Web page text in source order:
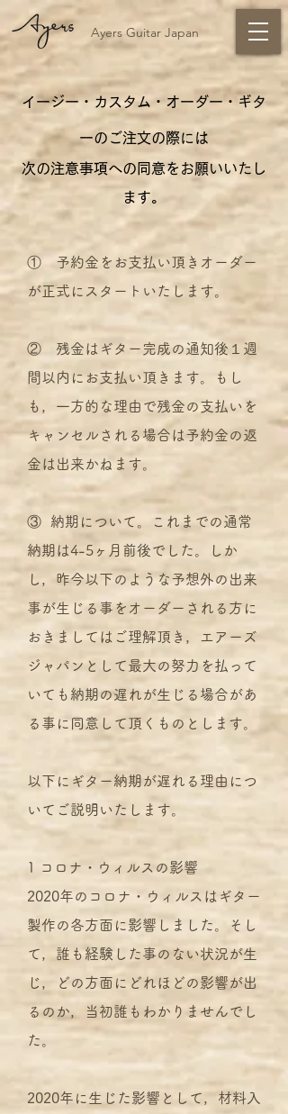
Ayers Guitar Japan
イージー・カスタム・オーダー・ギタ
ーのご注文の際には
次の注意事項への同意をお願いいたし
ます。
① 予約金をお支払い頂きオーダー
が正式にスタートいたします。
② 残金はギター完成の通知後１週
間以内にお支払い頂きます。もし
も，一方的な理由で残金の支払いを
キャンセルされる場合は予約金の返
金は出来かねます。
③ 納期について。これまでの通常
納期は4-5ヶ月前後でした。しか
し，昨今以下のような予想外の出来
事が生じる事をオーダーされる方に
おきましてはご理解頂き，エアーズ
ジャパンとして最大の努力を払って
いても納期の遅れが生じる場合があ
る事に同意して頂くものとします。
以下にギター納期が遅れる理由につ
いてご説明いたします。
1 コロナ・ウィルスの影響
2020年のコロナ・ウィルスはギター
製作の各方面に影響しました。そし
て，誰も経験した事のない状況が生
じ，どの方面にどれほどの影響が出
るのか，当初誰もわかりませんでし
た。
2020年に生じた影響として，材料入